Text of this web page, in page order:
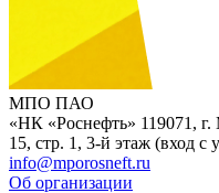
МПО ПАО
«НК «Роснефть» 119071,
15, стр. 1, 3-й этаж (вход с
info@mporosneft.ru
Об организации